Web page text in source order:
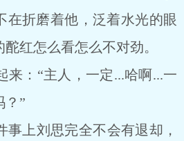
在折磨着他，泛着水光的眼
红怎么看怎么不对劲。
：“主人，一定...哈啊...一
？”
上刘思完全不会有退却，